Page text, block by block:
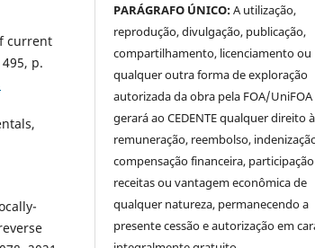
current
p.
PARÁGRAFO ÚNICO:A utilização,
reprodução, divulgação, publicação,
compartilhamento, licenciamento ou
qualquer outra forma de exploração
autorizada da obra pela FOA/
gerará ao CEDENTE qualquer direito à
remuneração, reembolso,
compensação financeira,
receitas ou vantagem econômica de
qualquer natureza, permanecendo a
presente cessão e autorização em